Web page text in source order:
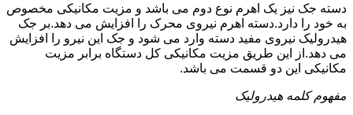
دسته جک نیز یک اهرم نوع دوم می باشد و مزیت مکانیکی مخصوص
به خود را دارد.دسته اهرم نیروی محرک را افزایش می دهد.بر جک
هیدرولیک نیروی مفید دسته وارد می شود و جک این نیرو را افزایش
می دهد.از این طریق مزیت مکانیکی کل دستگاه برابر مزیت
مکانیکی این دو قسمت می باشد.
مفهوم کلمه هیدرولیک